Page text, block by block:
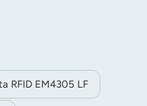
RFID EM4305 LF